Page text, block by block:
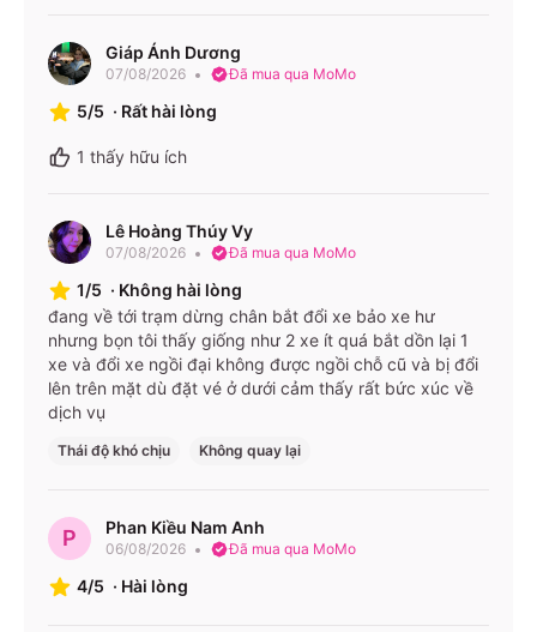
Tuyến
HCM ↔ Đà Lạt (Lâm Đồng), dài
khoảng 324 km, thời gian di chuyển
khoảng 6–8 giờ
Loại
Limousine giường nằm cabin (24
Giá vé
Phòng đơn: 400.000 – 550.000 ₫
Phòng đôi: 650.000 ₫
Lịch
chạy
Khoảng 8–10 chuyến/ngày, từ 3h đến
23h45, xuất phát mỗi 60 phút
Giá và lịch có thể thay đổi từng ngày – bạn nên kiểm tra
trực tiếp trên app hoặc website.
Điểm đón/trả & văn phòng
Hệ thống điểm đón – trả tại TP.HCM, Đồng Nai, Bình
Dương & Đà Lạt
Giáp Ánh Dương
07/08/2026 Đã mua qua MoMo
5/5 · Rất hài lòng
1 thấy hữu ích
Lê Hoàng Thúy Vy
07/08/2026 Đã mua qua MoMo
1/5 · Không hài lòng
đang về tới trạm dừng chân bắt đổi xe bảo xe hư
nhưng bọn tôi thấy giống như 2 xe ít quá bắt dồn lại 1
xe và đổi xe ngồi đại không được ngồi chỗ cũ và bị đổi
lên trên mặt dù đặt vé ở dưới cảm thấy rất bức xúc về
dịch vụ
Thái độ khó chịu Không quay lại
P Phan Kiều Nam Anh
06/08/2026 Đã mua qua MoMo
4/5 · Hài lòng